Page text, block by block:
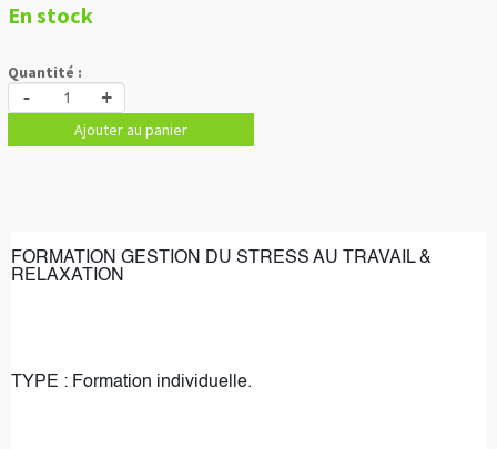
En stock
Quantité :
- +
Ajouter au panier
FORMATION GESTION DU STRESS AU TRAVAIL &
RELAXATION
TYPE : Formation individuelle.